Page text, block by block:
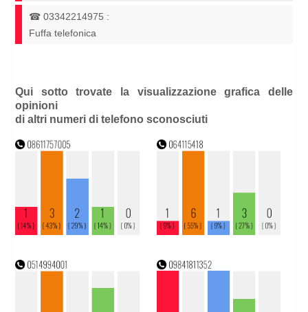
☎03342214975 :
Fuffa telefonica
Qui sotto trovate la visualizzazione grafica delle
opinioni
di altri numeri di telefono sconosciuti